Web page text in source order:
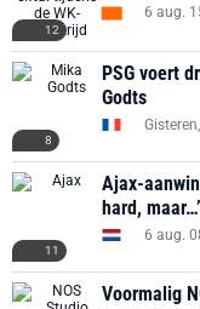
12
6 aug.
8
PSG voert
Godts
11
Ajax-
hard, maar…’
6 aug.
Voormalig